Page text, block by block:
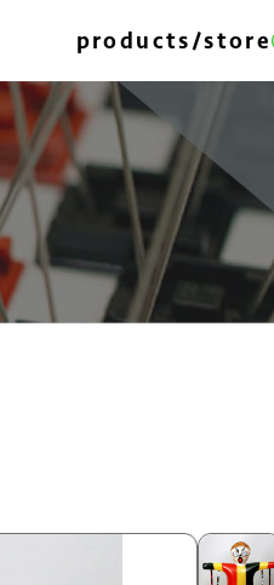
products/store